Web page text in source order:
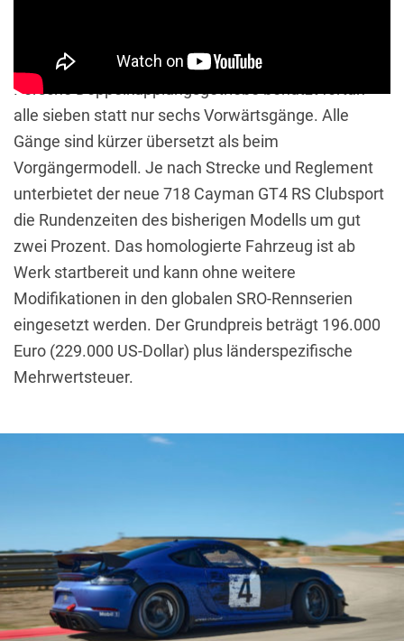
Entwicklung im Vordergrund.Das serienmäßige
Porsche Doppelkupplungsgetriebe benutzt fortan
alle sieben statt nur sechs Vorwärtsgänge. Alle
Gänge sind kürzer übersetzt als beim
Vorgängermodell. Je nach Strecke und Reglement
unterbietet der neue 718 Cayman GT4 RS Clubsport
die Rundenzeiten des bisherigen Modells um gut
zwei Prozent. Das homologierte Fahrzeug ist ab
Werk startbereit und kann ohne weitere
Modifikationen in den globalen SRO-Rennserien
eingesetzt werden. Der Grundpreis beträgt 196.000
Euro (229.000 US-Dollar) plus länderspezifische
Mehrwertsteuer.